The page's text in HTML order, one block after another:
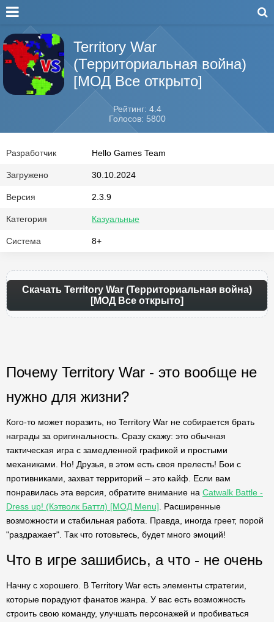
Territory War
(Территориальная война)
[МОД Все открыто]
Рейтинг: 4.4
Голосов: 5800
Разработчик Hello Games Team
Загружено 30.10.2024
Версия 2.3.9
Категория Казуальные
Система 8+
Скачать Territory War (Территориальная война)
[МОД Все открыто]
Почему Territory War - это вообще не
нужно для жизни?
Кого-то может поразить, но Territory War не собирается брать
награды за оригинальность. Сразу скажу: это обычная
тактическая игра с замедленной графикой и простыми
механиками. Но! Друзья, в этом есть своя прелесть! Бои с
противниками, захват территорий – это кайф. Если вам
понравилась эта версия, обратите внимание на Catwalk Battle -
Dress up! (Кэтволк Баттл) [МОД Menu] . Расширенные
возможности и стабильная работа. Правда, иногда греет, порой
"раздражает". Так что готовьтесь, будет много эмоций!
Что в игре зашибись, а что - не очень
Начну с хорошего. В Territory War есть элементы стратегии,
которые порадуют фанатов жанра. У вас есть возможность
строить свою команду, улучшать персонажей и пробиваться